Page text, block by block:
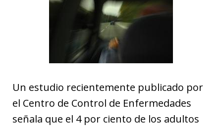
Un estudio recientemente publicado por
el Centro de Control de Enfermedades
señala que el 4 por ciento de los adultos